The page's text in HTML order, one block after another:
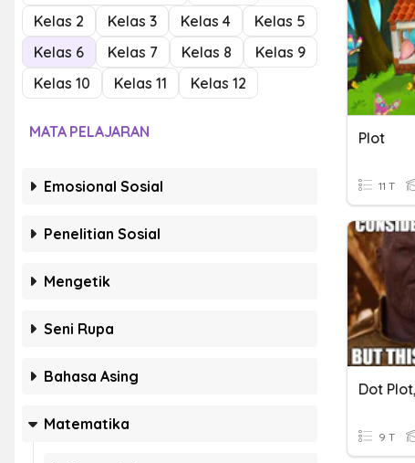
Kelas 2
Kelas 3 Kelas 4
Kelas 5
Kelas 6
Kelas 7 Kelas 8
Kelas 9
Kelas 10
Kelas 11 Kelas 12
MATA PELAJARAN
Emosional Sosial
Penelitian Sosial
Mengetik
Seni Rupa
Bahasa Asing
Matematika
Plot
11 T
9 T